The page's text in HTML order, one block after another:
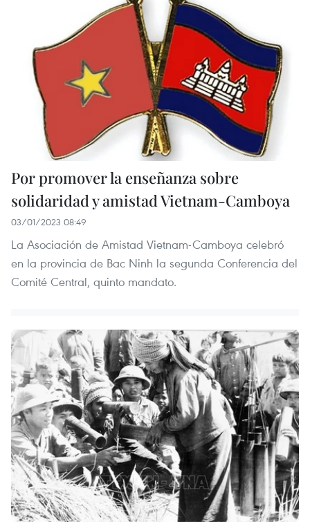
Por promover la enseñanza sobre
solidaridad y amistad Vietnam-Camboya
03/01/2023 08:49
La Asociación de Amistad Vietnam-Camboya celebró
en la provincia de Bac Ninh la segunda Conferencia del
Comité Central, quinto mandato.